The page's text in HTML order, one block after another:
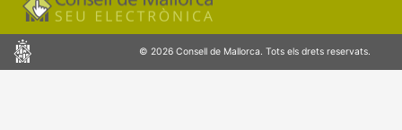
Consell
© 2026 Consell de Mallorca. Tots els drets reservats.